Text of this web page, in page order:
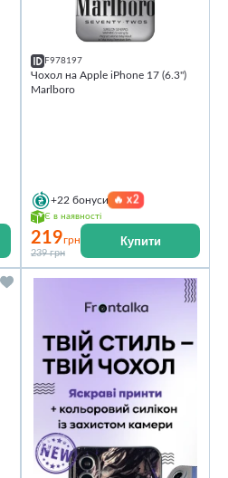
F978197
Чохол на Apple iPhone 17 (6.3")
Marlboro
+22 бонуси 🔥x2
Є в наявності
219грн
239 грн
Купити